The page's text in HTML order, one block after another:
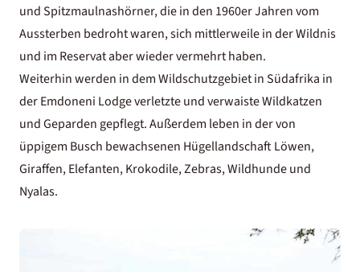
und Spitzmaulnashörner, die in den 1960er Jahren vom
Aussterben bedroht waren, sich mittlerweile in der Wildnis
und im Reservat aber wieder vermehrt haben.
Weiterhin werden in dem Wildschutzgebiet inSüdafrika in
der Emdoneni Lodgeverletzte und verwaiste Wildkatzen
und Geparden gepflegt. Außerdem leben in der von
üppigem Busch bewachsenen Hügellandschaft Löwen,
Giraffen, Elefanten, Krokodile, Zebras, Wildhunde und
Nyalas.